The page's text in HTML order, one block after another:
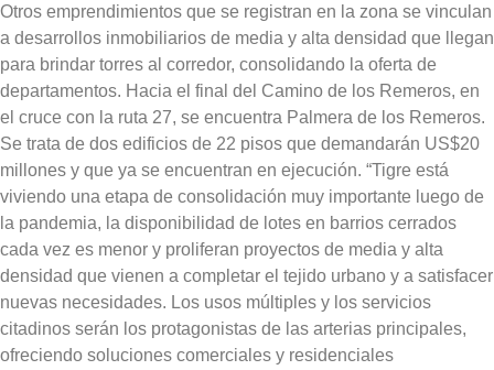
Otros emprendimientos que se registran en la zona se vinculan
a desarrollos inmobiliarios de media y alta densidad que llegan
para brindar torres al corredor, consolidando la oferta de
departamentos. Hacia el final del Camino de los Remeros, en
el cruce con la ruta 27, se encuentra Palmera de los Remeros.
Se trata de dos edificios de 22 pisos que demandarán US$20
millones y que ya se encuentran en ejecución. “Tigre está
viviendo una etapa de consolidación muy importante luego de
la pandemia, la disponibilidad de lotes en barrios cerrados
cada vez es menor y proliferan proyectos de media y alta
densidad que vienen a completar el tejido urbano y a satisfacer
nuevas necesidades. Los usos múltiples y los servicios
citadinos serán los protagonistas de las arterias principales,
ofreciendo soluciones comerciales y residenciales